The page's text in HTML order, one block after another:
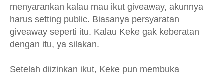
menyarankan kalau mau ikut giveaway, akunnya
harus setting public. Biasanya persyaratan
giveaway seperti itu. Kalau Keke gak keberatan
dengan itu, ya silakan.
Setelah diizinkan ikut, Keke pun membuka